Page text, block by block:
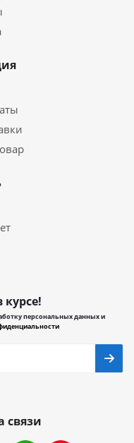
курсе!
персональных данных и
связи